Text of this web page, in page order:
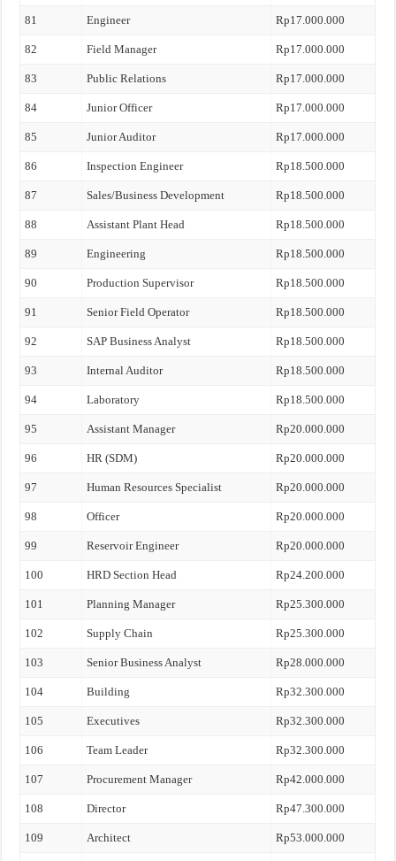
81 Engineer Rp17.000.000
82 Field Manager Rp17.000.000
83 Public Relations Rp17.000.000
84 Junior Officer Rp17.000.000
85 Junior Auditor Rp17.000.000
86 Inspection Engineer Rp18.500.000
87 Sales/Business Development Rp18.500.000
88 Assistant Plant Head Rp18.500.000
89 Engineering Rp18.500.000
90 Production Supervisor Rp18.500.000
91 Senior Field Operator Rp18.500.000
92 SAP Business Analyst Rp18.500.000
93 Internal Auditor Rp18.500.000
94 Laboratory Rp18.500.000
95 Assistant Manager Rp20.000.000
96 HR (SDM) Rp20.000.000
97 Human Resources Specialist Rp20.000.000
98 Officer Rp20.000.000
99 Reservoir Engineer Rp20.000.000
100 HRD Section Head Rp24.200.000
101 Planning Manager Rp25.300.000
102 Supply Chain Rp25.300.000
103 Senior Business Analyst Rp28.000.000
104 Building Rp32.300.000
105 Executives Rp32.300.000
106 Team Leader Rp32.300.000
107 Procurement Manager Rp42.000.000
108 Director Rp47.300.000
109 Architect Rp53.000.000